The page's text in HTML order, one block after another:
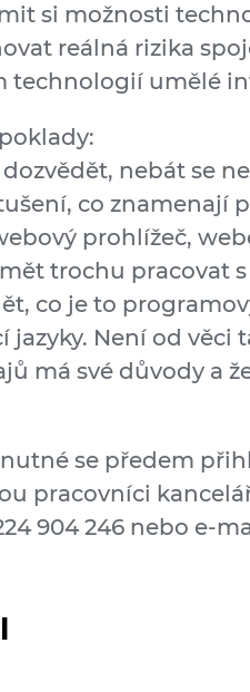
si možnosti
reálná rizika
technologií umělé
nebát se
co znamenají
prohlížeč,
trochu pracovat
co je to
jazyky. Není od věci
má své důvody a
se předem
pracovníci
904 246 nebo e-